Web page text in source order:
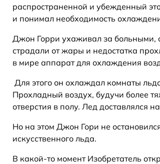
распространенной и убежденный
и понимал необходимость
Джон Горри ухаживал за
страдали от жары и недостатка
в мире аппарат для охлаждения
Для этого он охлаждал комнаты
Прохладный воздух, будучи более
отверстия в полу. Лед доставлялся
Но на этом Джон Гори не
искусственного льда.
В какой-то момент Изобретатель